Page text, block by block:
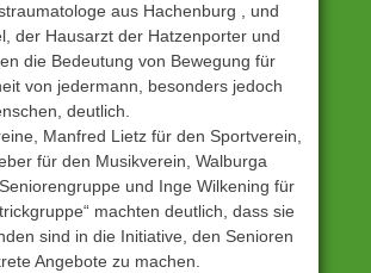
aus Hachenburg , und
der Hausarzt der Hatzenporter und
die Bedeutung von Bewegung für
von jedermann, besonders jedoch
deutlich.
Manfred Lietz für den Sportverein,
für den Musikverein, Walburga
und Inge Wilkening für
machten deutlich, dass sie
sind in die Initiative, den Senioren
Angebote zu machen.